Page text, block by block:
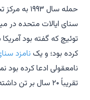
حمله سال
سنای ایالات متحده در
کرده بود؛ و یکنامزد
نامعقولی ادعا کرده
تقریباً ۲۰ سال بر تن داشته، با اس‌اس نازی مرتبط بوده است.